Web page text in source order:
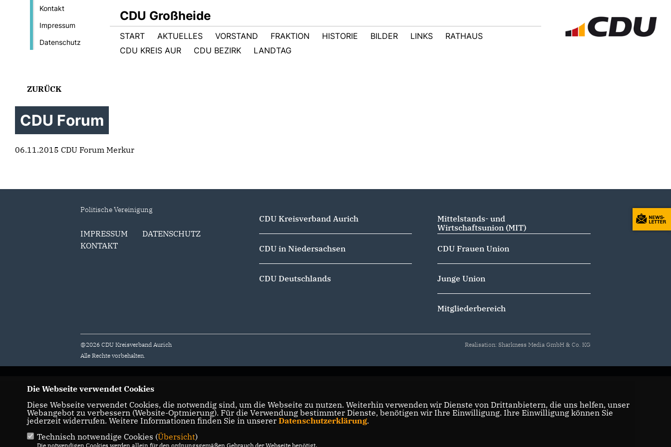
Kontakt
Impressum
Datenschutz
CDU Großheide
START AKTUELLES VORSTAND FRAKTION HISTORIE BILDER LINKS
RATHAUS
CDU KREIS AUR
CDU BEZIRK LANDTAG
ZURÜCK
CDU Forum
06.11.2015 CDU Forum Merkur
Politische Vereinigung
IMPRESSUM
DATENSCHUTZ
KONTAKT
CDU Kreisverband Aurich
CDU in Niedersachsen
CDU Deutschlands
Mittelstands- und
Wirtschaftsunion (MIT)
CDU Frauen Union
Junge Union
Mitgliederbereich
@2026 CDU Kreisverband Aurich
Alle Rechte vorbehalten.
Realisation: Sharkness Media GmbH & Co. KG
Die Webseite verwendet Cookies
Diese Webseite verwendet Cookies, die notwendig sind, um die Webseite zu nutzen. Weiterhin verwenden wir Dienste von Drittanbietern, die uns helfen, unser
Webangebot zu verbessern (Website-Optmierung). Für die Verwendung bestimmter Dienste, benötigen wir Ihre Einwilligung. Ihre Einwilligung können Sie
jederzeit widerrufen. Weitere Informationen finden Sie in unserer Datenschutzerklärung.
Technisch notwendige Cookies (Übersicht)
Die notwendigen Cookies werden allein für den ordnungsgemäßen Gebrauch der Webseite benötigt.